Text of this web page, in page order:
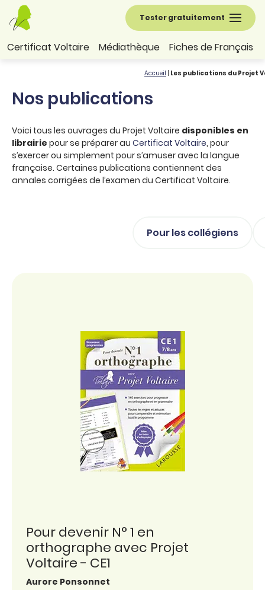
Tester gratuitement
Certificat Voltaire Médiathèque Fiches de Français
Accueil Les publications du Projet
Nos publications
Voici tous les ouvrages du Projet Voltaire disponibles en
librairie pour se préparer au Certificat Voltaire, pour
s’exercer ou simplement pour s’amuser avec la langue
française. Certaines publications contiennent des
annales corrigées de l’examen du Certificat Voltaire.
Pour les collégiens
Pour devenir N° 1 en
orthographe avec Projet
Voltaire - CE1
Aurore Ponsonnet